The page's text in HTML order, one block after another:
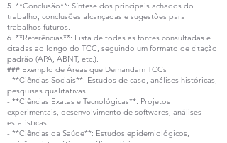
5. **Conclusão**: Síntese dos principais achados do
trabalho, conclusões alcançadas e sugestões para
trabalhos futuros.
6. **Referências**: Lista de todas as fontes consultadas e
citadas ao longo do TCC, seguindo um formato de citação
padrão (APA, ABNT, etc.).
### Exemplo de Áreas que Demandam TCCs
- **Ciências Sociais**: Estudos de caso, análises históricas,
pesquisas qualitativas.
- **Ciências Exatas e Tecnológicas**: Projetos
experimentais, desenvolvimento de softwares, análises
estatísticas.
- **Ciências da Saúde**: Estudos epidemiológicos,